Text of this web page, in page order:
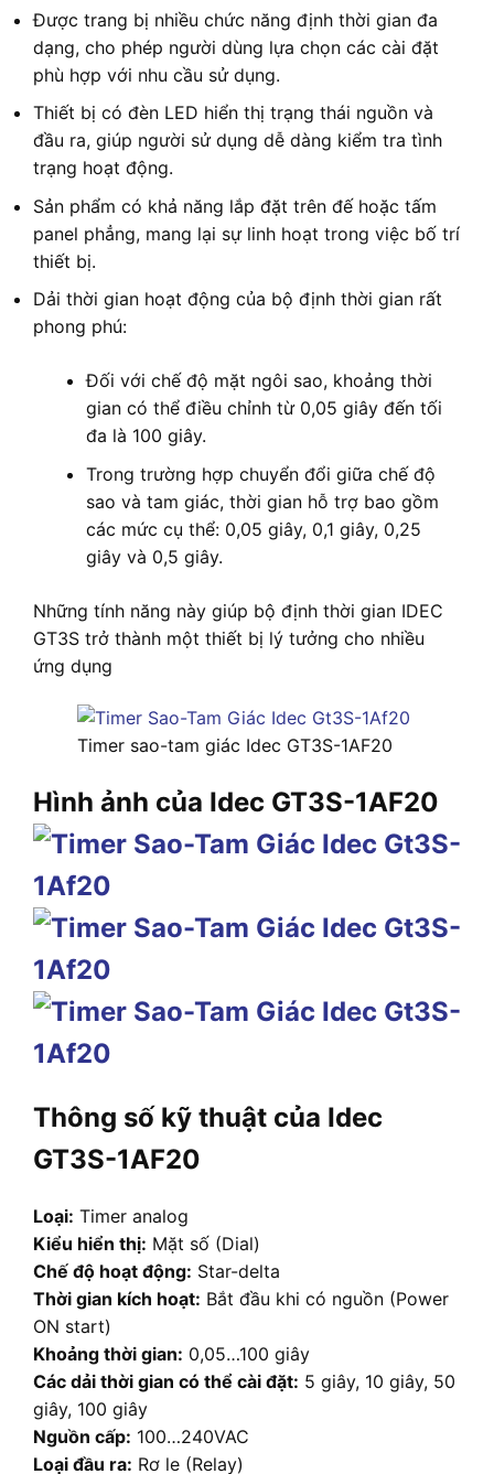
Được trang bị nhiều chức năng định thời gian đa
dạng, cho phép người dùng lựa chọn các cài đặt
phù hợp với nhu cầu sử dụng.
Thiết bị có đèn LED hiển thị trạng thái nguồn và
đầu ra, giúp người sử dụng dễ dàng kiểm tra tình
trạng hoạt động.
Sản phẩm có khả năng lắp đặt trên đế hoặc tấm
panel phẳng, mang lại sự linh hoạt trong việc bố trí
thiết bị.
Dải thời gian hoạt động của bộ định thời gian rất
phong phú:
Đối với chế độ mặt ngôi sao, khoảng thời
gian có thể điều chỉnh từ 0,05 giây đến tối
đa là 100 giây.
Trong trường hợp chuyển đổi giữa chế độ
sao và tam giác, thời gian hỗ trợ bao gồm
các mức cụ thể: 0,05 giây, 0,1 giây, 0,25
giây và 0,5 giây.
Những tính năng này giúp bộ định thời gian IDEC
GT3S trở thành một thiết bị lý tưởng cho nhiều
ứng dụng
Timer sao-tam giác Idec GT3S-1AF20
Hình ảnh của Idec GT3S-1AF20
Thông số kỹ thuật của Idec
GT3S-1AF20
Loại: Timer analog
Kiểu hiển thị: Mặt số (Dial)
Chế độ hoạt động: Star-delta
Thời gian kích hoạt: Bắt đầu khi có nguồn (Power
ON start)
Khoảng thời gian: 0,05…100 giây
Các dải thời gian có thể cài đặt: 5 giây, 10 giây, 50
giây, 100 giây
Nguồn cấp: 100…240VAC
Loại đầu ra: Rơ le (Relay)